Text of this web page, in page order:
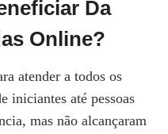
Da
Online?
atender a todos os
iniciantes até pessoas
mas não alcançaram